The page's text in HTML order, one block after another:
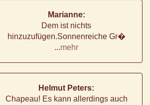
Marianne:
Dem ist nichts
hinzuzufügen.Sonnenreiche Gr�
...mehr
Helmut Peters:
Chapeau! Es kann allerdings auch